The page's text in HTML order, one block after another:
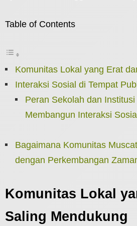
Table of Contents
Komunitas Lokal yang Erat
Interaksi Sosial di Tempat
Peran Sekolah dan
Membangun Interaksi Sosial
Bagaimana Komunitas
dengan Perkembangan
Komunitas Lokal
Saling Mendukung